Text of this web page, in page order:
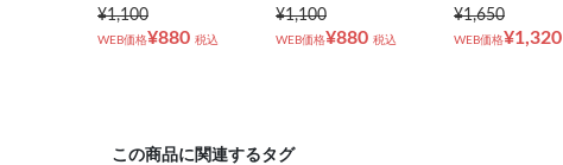
¥1,100
WEB価格¥880 税込
¥1,100
WEB価格¥880 税込
¥1,650
WEB価格¥1,320
この商品に関連するタグ